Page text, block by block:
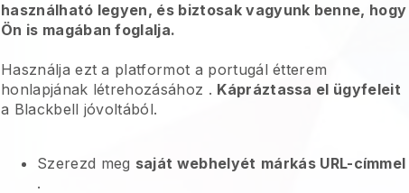
használható legyen, és biztosak vagyunk benne, hogy
Ön is magában foglalja.
Használja ezt a platformot a portugál étterem
honlapjának létrehozásához . Kápráztassa el ügyfeleit
a Blackbell jóvoltából.
Szerezd meg saját webhelyét márkás URL-címmel
.